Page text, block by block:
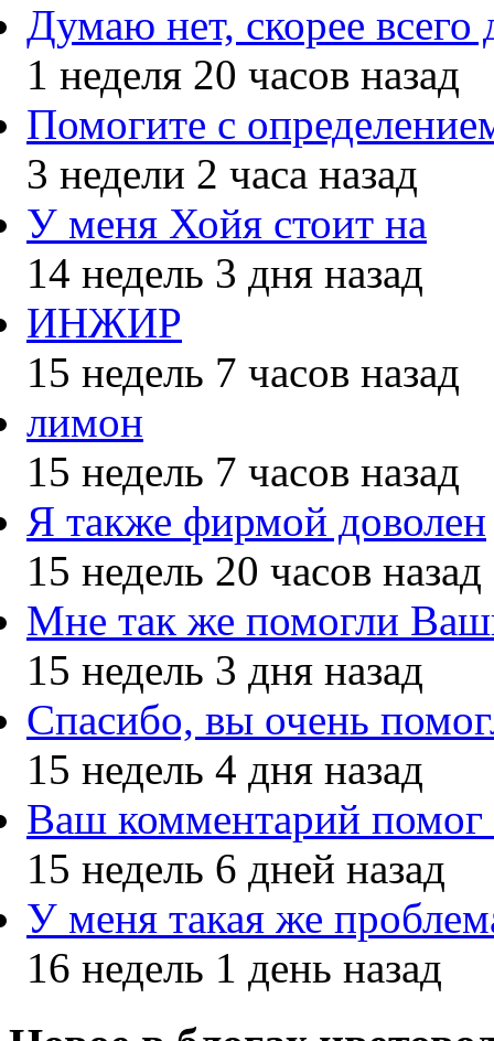
Думаю нет, скорее всего
1 неделя 20 часов назад
Помогите с
3 недели 2 часа назад
У меня Хойя стоит на
14 недель 3 дня назад
ИНЖИР
15 недель 7 часов назад
лимон
15 недель 7 часов назад
Я также фирмой доволен
15 недель 20 часов назад
Мне так же помогли
15 недель 3 дня назад
Спасибо, вы очень
15 недель 4 дня назад
Ваш комментарий
15 недель 6 дней назад
У меня такая же
16 недель 1 день назад